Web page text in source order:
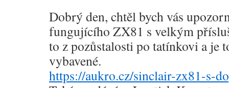
Dobrý den, chtěl bych vás
fungujícího ZX81 s velkým
to z pozůstalosti po tatínkovi a je
vybavené.
https://aukro.cz/sinclair-zx81-s-